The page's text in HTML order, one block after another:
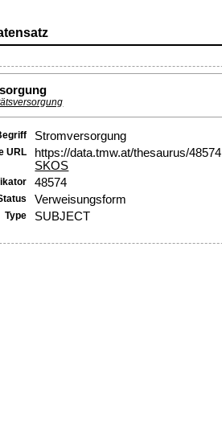
Stromversorgung
URL
https://data.tmw.at/thesaurus/48574
SKOS
48574
Verweisungsform
Type SUBJECT